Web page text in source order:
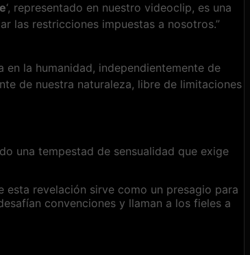
‘, representado en nuestro videoclip, es una
las restricciones impuestas a nosotros.”
la humanidad, independientemente de
de nuestra naturaleza, libre de limitaciones
una tempestad de sensualidad que exige
esta revelación sirve como un presagio para
convenciones y llaman a los fieles a